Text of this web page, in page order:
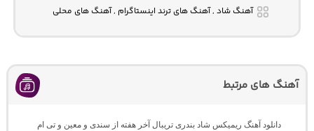
آهنگ شاد , آهنگ های ترند اینستاگرام , آهنگ های محلی
آهنگ های مرتبط
دانلود آهنگ ریمیکس شاد بندری تریبال آخر هفته از سندی و معین و تی ام